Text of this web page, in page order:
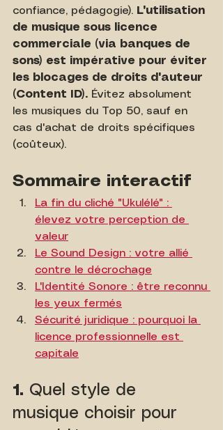
confiance, pédagogie). L'utilisation
de musique sous licence
commerciale (via banques de
sons) est impérative pour éviter
les blocages de droits d'auteur
(Content ID). Évitez absolument
les musiques du Top 50, sauf en
cas d'achat de droits spécifiques
(coûteux).
Sommaire interactif
La fin du cliché "Ukulélé" :
élevez votre perception de
valeur
Le Sound Design : votre allié
contre le décrochage
L'Identité Sonore : être reconnu
les yeux fermés
Sécurité juridique : pourquoi la
licence professionnelle est
capitale
1. Quel style de
musique choisir pour